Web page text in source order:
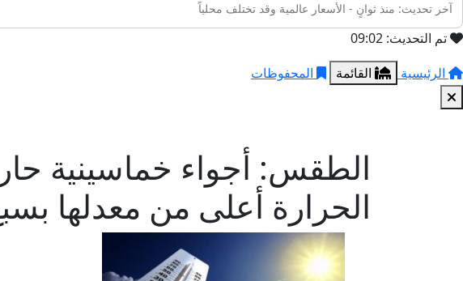
آخر تحديث: منذ ثوانٍ - الأسعار عالمية وقد تختلف محلياً
تم التحديث: 09:02
الرئيسية
القائمة المحفوظات
الطقس: أجواء خماسينية
الحرارة أعلى من معدلها